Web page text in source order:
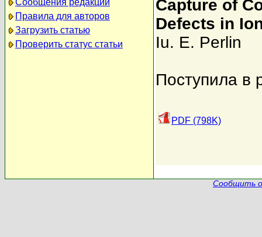
Сообщения редакции
Правила для авторов
Загрузить статью
Проверить статус статьи
Capture of
Defects in
Iu. E. Perlin
Поступила в
PDF (798K)
Сообщить о